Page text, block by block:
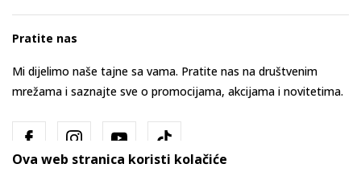
Pratite nas
Mi dijelimo naše tajne sa vama. Pratite nas na društvenim
mrežama i saznajte sve o promocijama, akcijama i novitetima.
Ova web stranica koristi kolačiće